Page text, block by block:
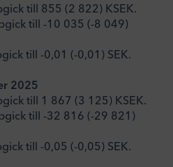
till 855 (2 822) KSEK.
till -10 035 (-8 049)
till -0,01 (-0,01) SEK.
2025
till 1 867 (3 125) KSEK.
till -32 816 (-29 821)
till -0,05 (-0,05) SEK.